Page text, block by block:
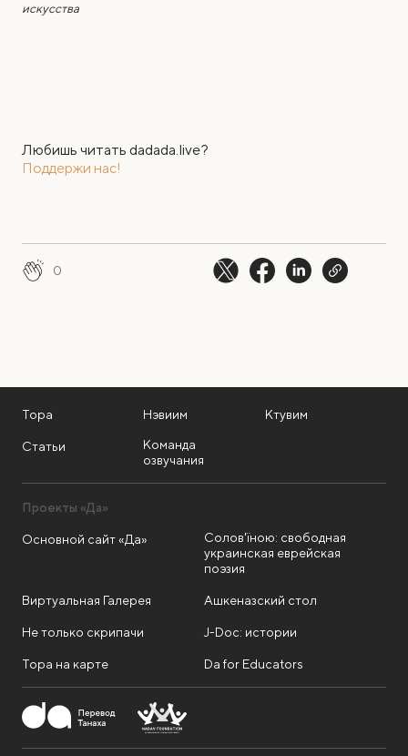
искусства
Любишь читать dadada.live?
Поддержи нас!
0
Тора Нэвиим Ктувим
Статьи
Команда
озвучания
Проекты «Да»
Основной сайт «Да»
Солов'їною: свободная
украинская еврейская
поэзия
Виртуальная Галерея Ашкеназский стол
Не только скрипачи J-Doc: истории
Тора на карте Da for Educators